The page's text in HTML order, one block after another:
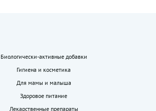
Биологически-активные добавки
Гигиена и косметика
Для мамы и малыша
Здоровое питание
Лекарственные препараты